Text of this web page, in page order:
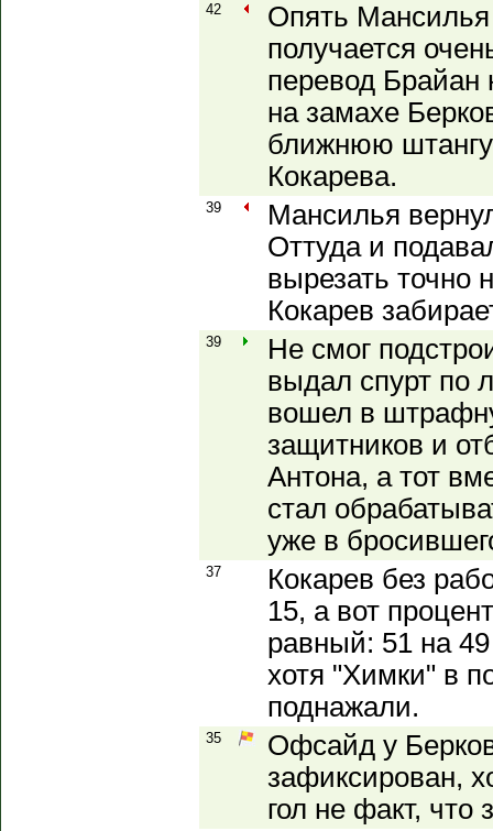
42
Опять Мансилья
получается
перевод
на замахе
ближнюю штангу
Кокарева.
39
Мансилья
Оттуда и
вырезать точно
Кокарев
39
Не смог
выдал спурт по
вошел в
защитников и
Антона, а тот
стал
уже в
37
Кокарев без
15, а вот
равный: 51 на
хотя "Химки" в
поднажали.
35
Офсайд у
зафиксирован,
гол не факт, что